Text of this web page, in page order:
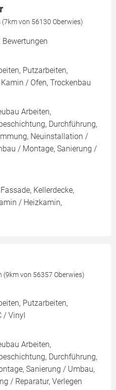
von 56130 Oberwies)
Bewertungen
Putzarbeiten,
/ Ofen, Trockenbau
Arbeiten,
Durchführung,
Neuinstallation /
/ Montage, Sanierung /
Kellerdecke,
/ Heizkamin,
(9km von 56357 Oberwies)
Putzarbeiten,
/ Vinyl
Arbeiten,
Durchführung,
Sanierung / Umbau,
/ Reparatur, Verlegen